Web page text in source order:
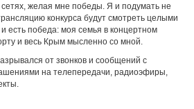
желая мне победы. Я и подумать не
конкурса будут смотреть целыми
есть победа: моя семья в концертном
и весь Крым мысленно со мной.
от звонков и сообщений с
на телепередачи, радиоэфиры,